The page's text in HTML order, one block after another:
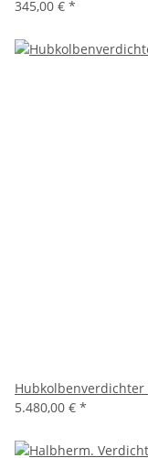
345,00 € *
Hubkolbenverdichter
5.480,00 € *